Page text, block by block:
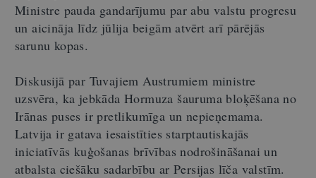
Ministre pauda gandarījumu par abu valstu progresu
un aicināja līdz jūlija beigām atvērt arī pārējās
sarunu kopas.
Diskusijā par Tuvajiem Austrumiem ministre
uzsvēra, ka jebkāda Hormuza šauruma bloķēšana no
Irānas puses ir pretlikumīga un nepieņemama.
Latvija ir gatava iesaistīties starptautiskajās
iniciatīvās kuģošanas brīvības nodrošināšanai un
atbalsta ciešāku sadarbību ar Persijas līča valstīm.